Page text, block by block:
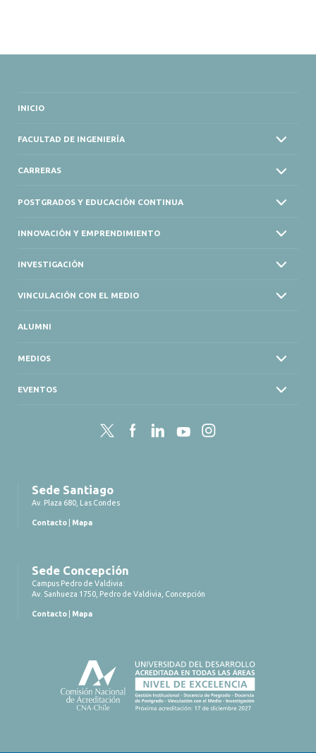
INICIO
FACULTAD DE INGENIERÍA
CARRERAS
POSTGRADOS Y EDUCACIÓN CONTINUA
INNOVACIÓN Y EMPRENDIMIENTO
INVESTIGACIÓN
VINCULACIÓN CON EL MEDIO
ALUMNI
MEDIOS
EVENTOS
Twitter FacebookLinkedInYouTubeInstagram
Sede Santiago
Av. Plaza 680, Las Condes
Contacto Mapa
Sede Concepción
Campus Pedro de Valdivia:
Av. Sanhueza 1750, Pedro de Valdivia, Concepción
Contacto Mapa